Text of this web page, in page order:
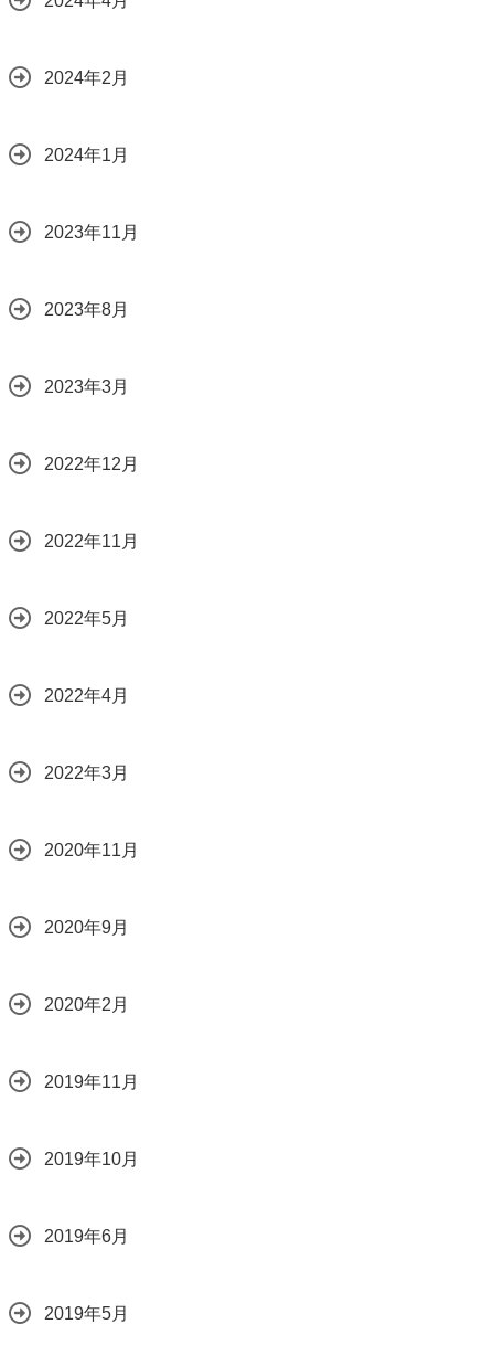
2024年2月
2024年1月
2023年11月
2023年8月
2023年3月
2022年12月
2022年11月
2022年5月
2022年4月
2022年3月
2020年11月
2020年9月
2020年2月
2019年11月
2019年10月
2019年6月
2019年5月